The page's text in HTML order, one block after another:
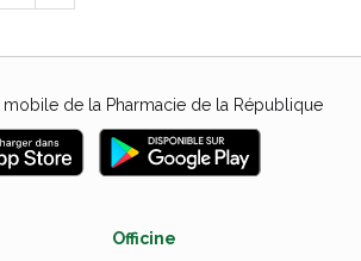
mobile de la Pharmacie de la République
Officine